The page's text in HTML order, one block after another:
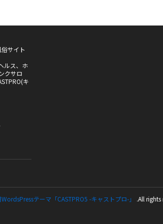
サイト
ルス、ホ
クサロ
キ
テーマ「CASTPRO5 -キャストプロ-」 .All rights